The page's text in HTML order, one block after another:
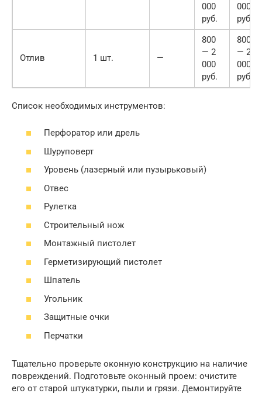
000
руб.
000
руб.
Отлив 1 шт. —
800
— 2
000
руб.
800
— 2
000
руб.
Список необходимых инструментов:
Перфоратор или дрель
Шуруповерт
Уровень (лазерный или пузырьковый)
Отвес
Рулетка
Строительный нож
Монтажный пистолет
Герметизирующий пистолет
Шпатель
Угольник
Защитные очки
Перчатки
Тщательно проверьте оконную конструкцию на наличие
повреждений. Подготовьте оконный проем: очистите
его от старой штукатурки, пыли и грязи. Демонтируйте